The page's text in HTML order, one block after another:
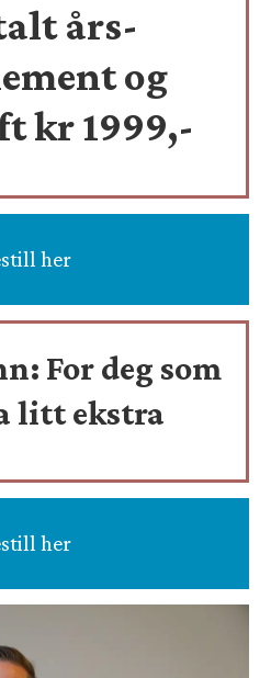
års-
og
kr 1999,-
her
For deg som
litt ekstra
her